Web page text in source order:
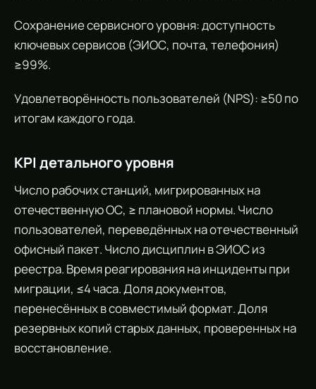
Сохранение сервисного уровня: доступность
ключевых сервисов (ЭИОС, почта, телефония)
≥99%.
Удовлетворённость пользователей (NPS): ≥50 по
итогам каждого года.
KPI детального уровня
Число рабочих станций, мигрированных на
отечественную ОС, ≥ плановой нормы. Число
пользователей, переведённых на отечественный
офисный пакет. Число дисциплин в ЭИОС из
реестра. Время реагирования на инциденты при
миграции, ≤4 часа. Доля документов,
перенесённых в совместимый формат. Доля
резервных копий старых данных, проверенных на
восстановление.